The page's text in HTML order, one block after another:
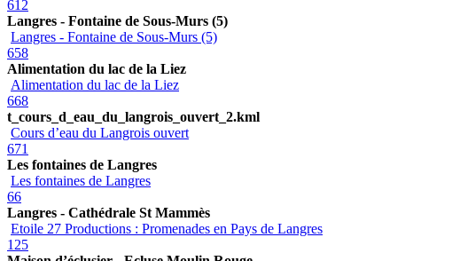
612
Langres - Fontaine de Sous-Murs (5)
Langres - Fontaine de Sous-Murs (5)
658
Alimentation du lac de la Liez
Alimentation du lac de la Liez
668
t_cours_d_eau_du_langrois_ouvert_2.kml
Cours d’eau du Langrois ouvert
671
Les fontaines de Langres
Les fontaines de Langres
66
Langres - Cathédrale St Mammès
Etoile 27 Productions : Promenades en Pays de Langres
125